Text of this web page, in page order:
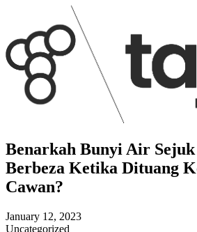
Benarkah Bunyi Air
Berbeza Ketika Dituang
Cawan?
January 12, 2023
Uncategorized